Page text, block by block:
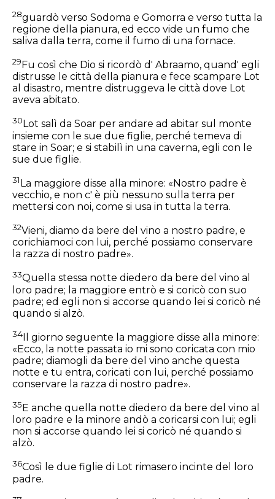
28guardò verso Sodoma e Gomorra e verso tutta la
regione della pianura, ed ecco vide un fumo che
saliva dalla terra, come il fumo di una fornace.
29 Fu così che Dio si ricordò d' Abraamo, quand' egli
distrusse le città della pianura e fece scampare Lot
al disastro, mentre distruggeva le città dove Lot
aveva abitato.
30 Lot salì da Soar per andare ad abitar sul monte
insieme con le sue due figlie, perché temeva di
stare in Soar; e si stabilì in una caverna, egli con le
sue due figlie.
31La maggiore disse alla minore: «Nostro padre è
vecchio, e non c' è più nessuno sulla terra per
mettersi con noi, come si usa in tutta la terra.
32Vieni, diamo da bere del vino a nostro padre, e
corichiamoci con lui, perché possiamo conservare
la razza di nostro padre».
33Quella stessa notte diedero da bere del vino al
loro padre; la maggiore entrò e si coricò con suo
padre; ed egli non si accorse quando lei si coricò né
quando si alzò.
34Il giorno seguente la maggiore disse alla minore:
«Ecco, la notte passata io mi sono coricata con mio
padre; diamogli da bere del vino anche questa
notte e tu entra, coricati con lui, perché possiamo
conservare la razza di nostro padre».
35 E anche quella notte diedero da bere del vino al
loro padre e la minore andò a coricarsi con lui; egli
non si accorse quando lei si coricò né quando si
alzò.
36Così le due figlie di Lot rimasero incinte del loro
padre.